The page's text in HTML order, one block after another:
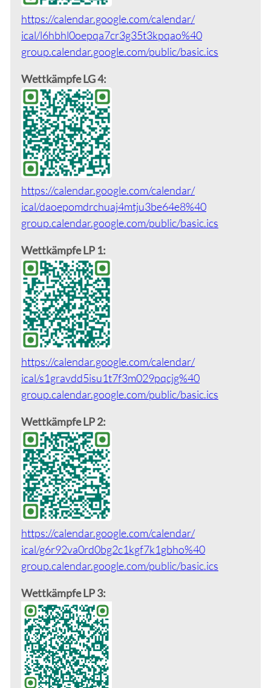
https://calendar.google.com/calendar/
ical/l6hbhl0oepqa7cr3g35t3kpqao%40
group.calendar.google.com/public/basic.ics
Wettkämpfe LG 4:
https://calendar.google.com/calendar/
ical/daoepomdrchuaj4mtju3be64e8%40
group.calendar.google.com/public/basic.ics
Wettkämpfe LP 1:
https://calendar.google.com/calendar/
ical/s1gravdd5isu1t7f3m029pqcjg%40
group.calendar.google.com/public/basic.ics
Wettkämpfe LP 2:
https://calendar.google.com/calendar/
ical/g6r92va0rd0bg2c1kgf7k1gbho%40
group.calendar.google.com/public/basic.ics
Wettkämpfe LP 3: